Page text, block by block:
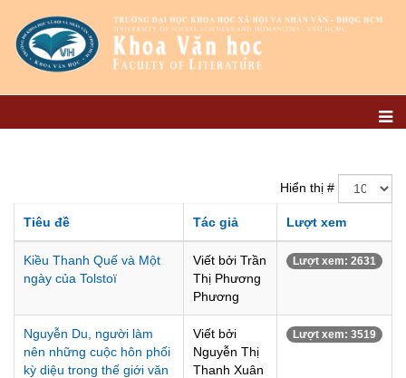
Hiển thị #
Tiêu đề Tác giả Lượt xem
Kiều Thanh Quế và Một
ngày của Tolstoï
Viết bởi Trần
Thị Phương
Phương
Lượt xem: 2631
Nguyễn Du, người làm
nên những cuộc hôn phối
kỳ diệu trong thế giới văn
Viết bởi
Nguyễn Thị
Thanh Xuân
Lượt xem: 3519